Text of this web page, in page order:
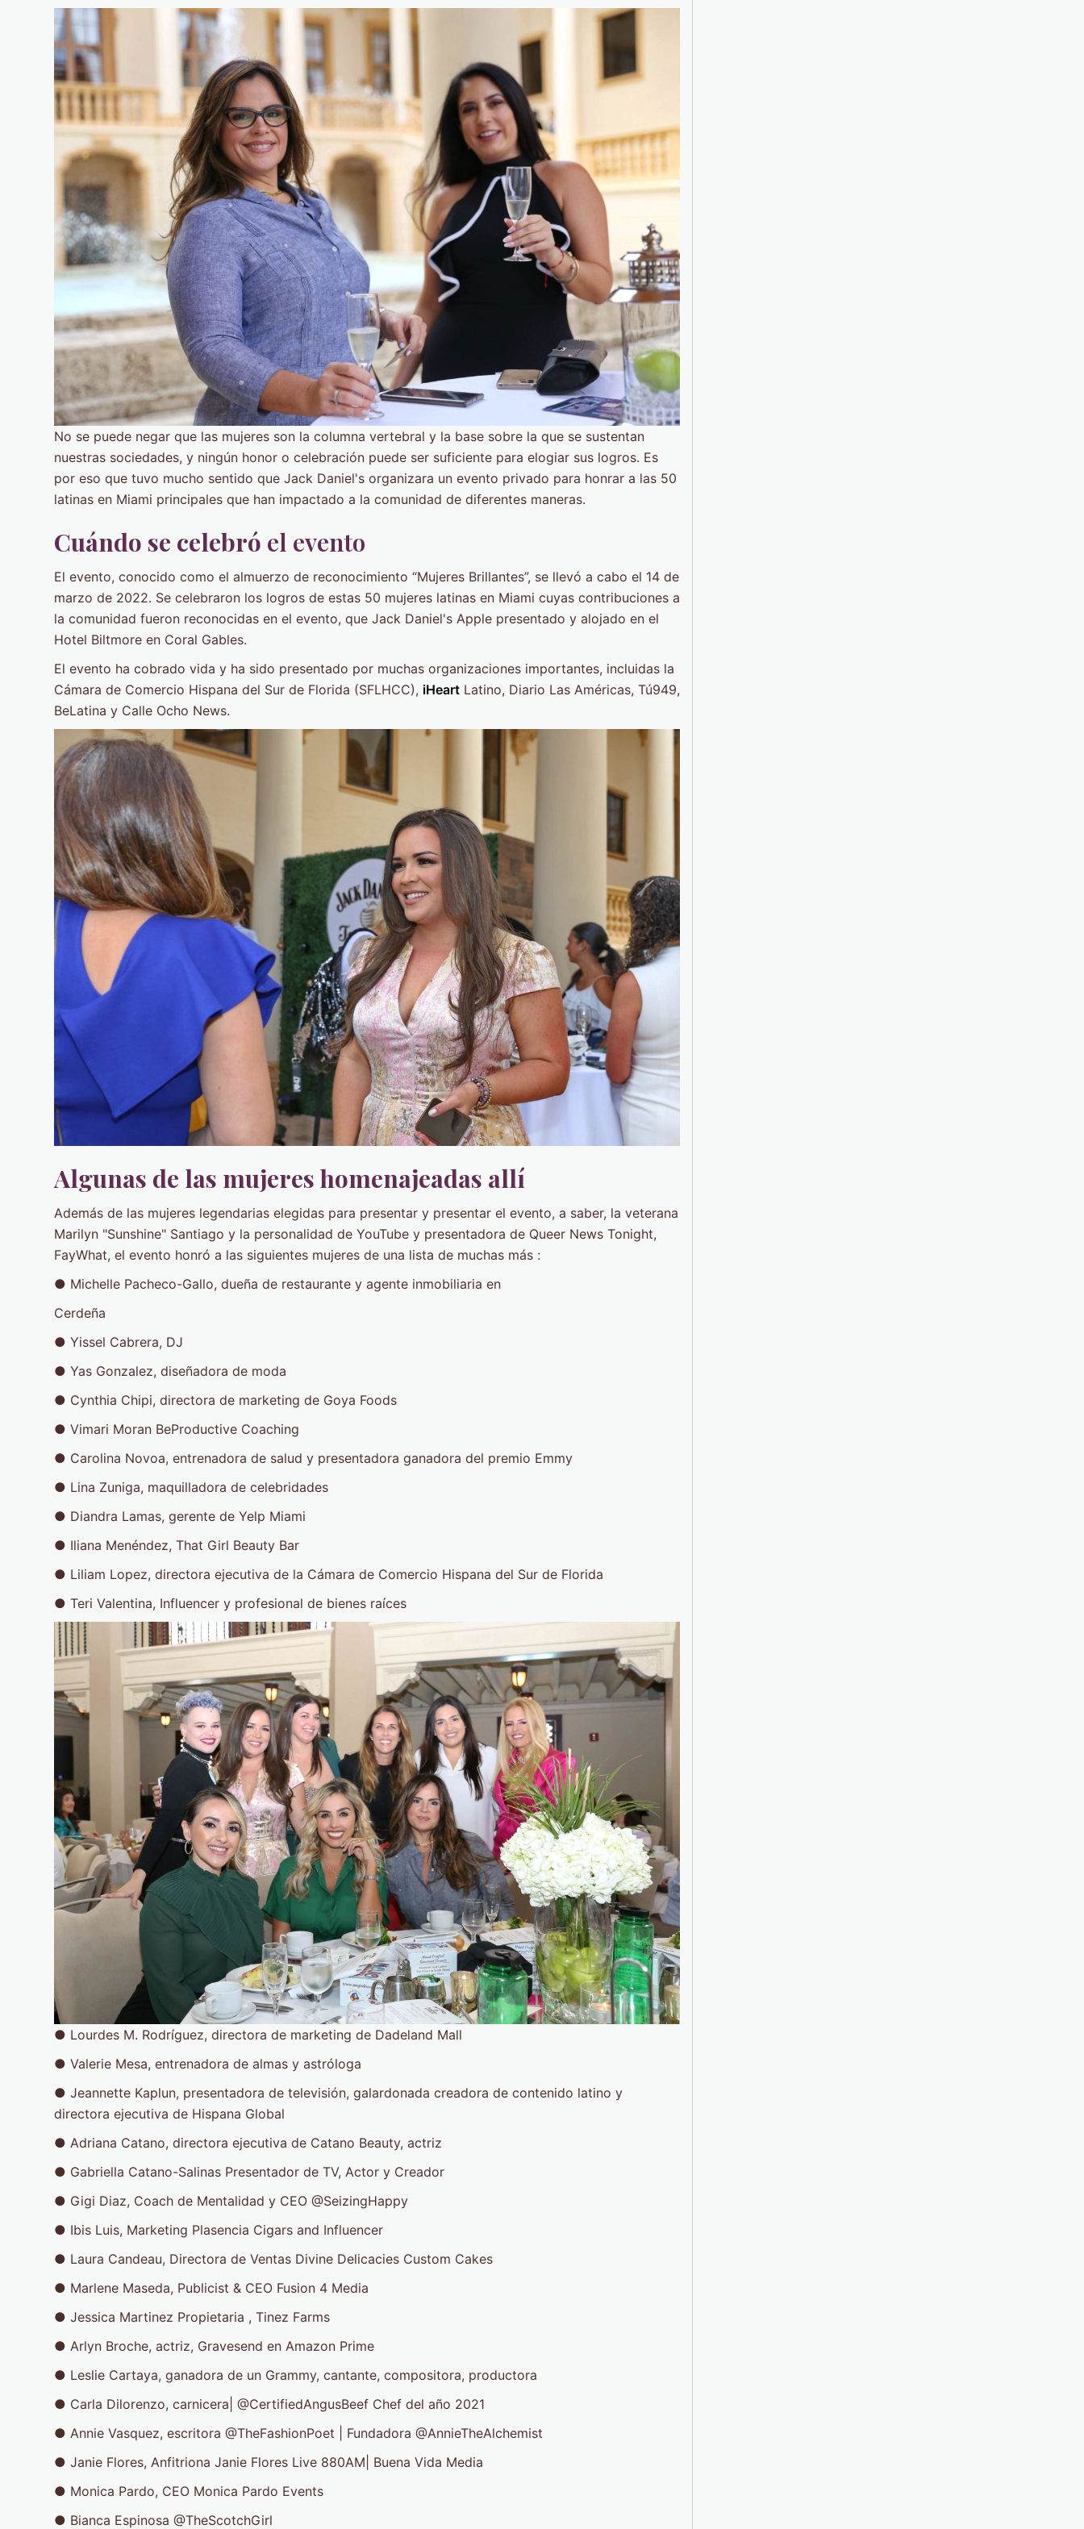
No se puede negar que las mujeres son la columna vertebral y la base sobre la que se sustentan
nuestras sociedades, y ningún honor o celebración puede ser suficiente para elogiar sus logros. Es
por eso que tuvo mucho sentido que Jack Daniel's organizara un evento privado para honrar a las 50
latinas en Miami principales que han impactado a la comunidad de diferentes maneras.
Cuándo se celebró el evento
El evento, conocido como el almuerzo de reconocimiento “Mujeres Brillantes”, se llevó a cabo el 14 de
marzo de 2022. Se celebraron los logros de estas 50 mujeres latinas en Miami cuyas contribuciones a
la comunidad fueron reconocidas en el evento, que Jack Daniel's Apple presentado y alojado en el
Hotel Biltmore en Coral Gables.
El evento ha cobrado vida y ha sido presentado por muchas organizaciones importantes, incluidas la
Cámara de Comercio Hispana del Sur de Florida (SFLHCC), iHeart Latino, Diario Las Américas, Tú949,
BeLatina y Calle Ocho News.
Algunas de las mujeres homenajeadas allí
Además de las mujeres legendarias elegidas para presentar y presentar el evento, a saber, la veterana
Marilyn "Sunshine" Santiago y la personalidad de YouTube y presentadora de Queer News Tonight,
FayWhat, el evento honró a las siguientes mujeres de una lista de muchas más :
● Michelle Pacheco-Gallo, dueña de restaurante y agente inmobiliaria en
Cerdeña
● Yissel Cabrera, DJ
● Yas Gonzalez, diseñadora de moda
● Cynthia Chipi, directora de marketing de Goya Foods
● Vimari Moran BeProductive Coaching
● Carolina Novoa, entrenadora de salud y presentadora ganadora del premio Emmy
● Lina Zuniga, maquilladora de celebridades
● Diandra Lamas, gerente de Yelp Miami
● Iliana Menéndez, That Girl Beauty Bar
● Liliam Lopez, directora ejecutiva de la Cámara de Comercio Hispana del Sur de Florida
● Teri Valentina, Influencer y profesional de bienes raíces
● Lourdes M. Rodríguez, directora de marketing de Dadeland Mall
● Valerie Mesa, entrenadora de almas y astróloga
● Jeannette Kaplun, presentadora de televisión, galardonada creadora de contenido latino y
directora ejecutiva de Hispana Global
● Adriana Catano, directora ejecutiva de Catano Beauty, actriz
● Gabriella Catano-Salinas Presentador de TV, Actor y Creador
● Gigi Diaz, Coach de Mentalidad y CEO @SeizingHappy
● Ibis Luis, Marketing Plasencia Cigars and Influencer
● Laura Candeau, Directora de Ventas Divine Delicacies Custom Cakes
● Marlene Maseda, Publicist & CEO Fusion 4 Media
● Jessica Martinez Propietaria , Tinez Farms
● Arlyn Broche, actriz, Gravesend en Amazon Prime
● Leslie Cartaya, ganadora de un Grammy, cantante, compositora, productora
● Carla Dilorenzo, carnicera| @CertifiedAngusBeef Chef del año 2021
● Annie Vasquez, escritora @TheFashionPoet | Fundadora @AnnieTheAlchemist
● Janie Flores, Anfitriona Janie Flores Live 880AM| Buena Vida Media
● Monica Pardo, CEO Monica Pardo Events
● Bianca Espinosa @TheScotchGirl